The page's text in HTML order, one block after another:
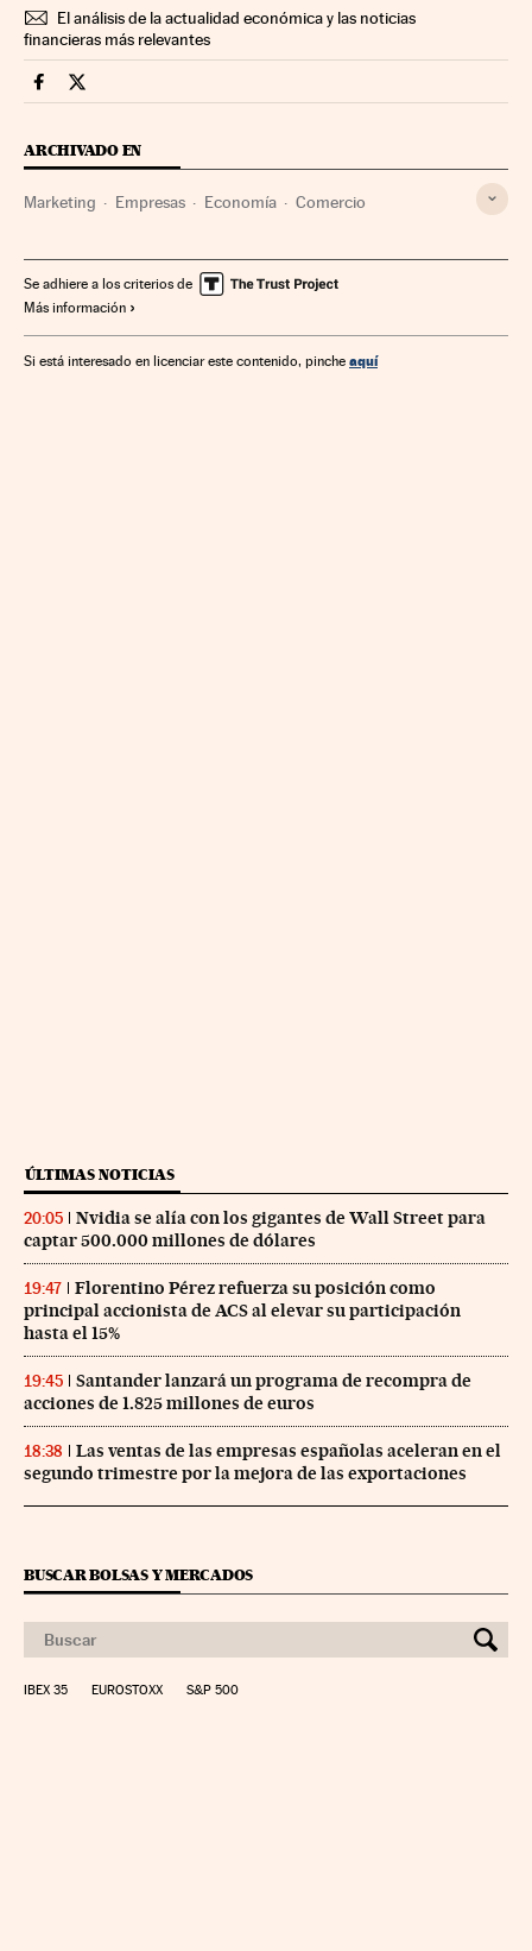
El análisis de la actualidad económica y las noticias
financieras más relevantes
Companias Cinco Días en Facebook
Companias Cinco Días en Twitter
ARCHIVADO EN
Marketing Empresas Economía Comercio
Se adhiere a los criterios de
Más información
Si está interesado en licenciar este contenido, pinche aquí
ÚLTIMAS NOTICIAS
20:05
Nvidia se alía con los gigantes de Wall Street para
captar 500.000 millones de dólares
19:47
Florentino Pérez refuerza su posición como
principal accionista de ACS al elevar su participación
hasta el 15%
19:45
Santander lanzará un programa de recompra de
acciones de 1.825 millones de euros
18:38
Las ventas de las empresas españolas aceleran en el
segundo trimestre por la mejora de las exportaciones
BUSCAR BOLSAS Y MERCADOS
IBEX 35 EUROSTOXX S&P 500